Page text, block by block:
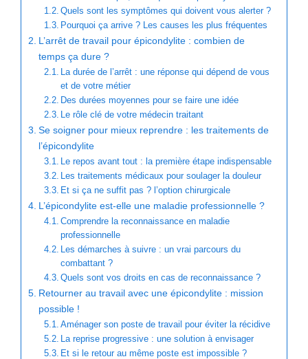
Quels sont les symptômes qui doivent vous alerter ?
Pourquoi ça arrive ? Les causes les plus fréquentes
L’arrêt de travail pour épicondylite : combien de
temps ça dure ?
La durée de l’arrêt : une réponse qui dépend de vous
et de votre métier
Des durées moyennes pour se faire une idée
Le rôle clé de votre médecin traitant
Se soigner pour mieux reprendre : les traitements de
l’épicondylite
Le repos avant tout : la première étape indispensable
Les traitements médicaux pour soulager la douleur
Et si ça ne suffit pas ? l’option chirurgicale
L’épicondylite est-elle une maladie professionnelle ?
Comprendre la reconnaissance en maladie
professionnelle
Les démarches à suivre : un vrai parcours du
combattant ?
Quels sont vos droits en cas de reconnaissance ?
Retourner au travail avec une épicondylite : mission
possible !
Aménager son poste de travail pour éviter la récidive
La reprise progressive : une solution à envisager
Et si le retour au même poste est impossible ?